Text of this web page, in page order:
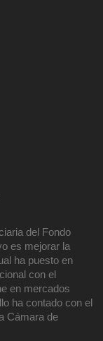
del Fondo
es mejorar la
ha puesto en
con el
en mercados
ha contado con el
Cámara de